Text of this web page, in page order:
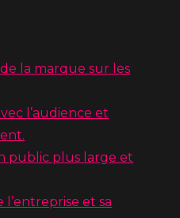
la marque sur les
l’audience et
public plus large et
et sa